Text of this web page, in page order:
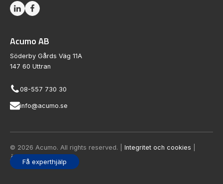
Få experthjälp
Acumo AB
Söderby Gårds Väg 11A
147 60 Uttran
08-557 730 30
info@acumo.se
© 2026 Acumo. All rights reserved. | Integritet och cookies
Ändra samtycke